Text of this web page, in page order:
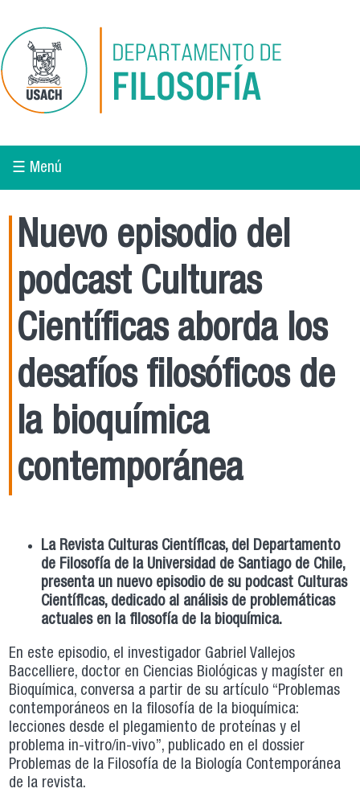
☰ Menú
Nuevo episodio del
podcast Culturas
Científicas aborda los
desafíos filosóficos de
la bioquímica
contemporánea
La Revista Culturas Científicas, del Departamento
de Filosofía de la Universidad de Santiago de Chile,
presenta un nuevo episodio de su podcast Culturas
Científicas, dedicado al análisis de problemáticas
actuales en la filosofía de la bioquímica.
En este episodio, el investigador Gabriel Vallejos
Baccelliere, doctor en Ciencias Biológicas y magíster en
Bioquímica, conversa a partir de su artículo “Problemas
contemporáneos en la filosofía de la bioquímica:
lecciones desde el plegamiento de proteínas y el
problema in-vitro/in-vivo”, publicado en el dossier
Problemas de la Filosofía de la Biología Contemporánea
de la revista.